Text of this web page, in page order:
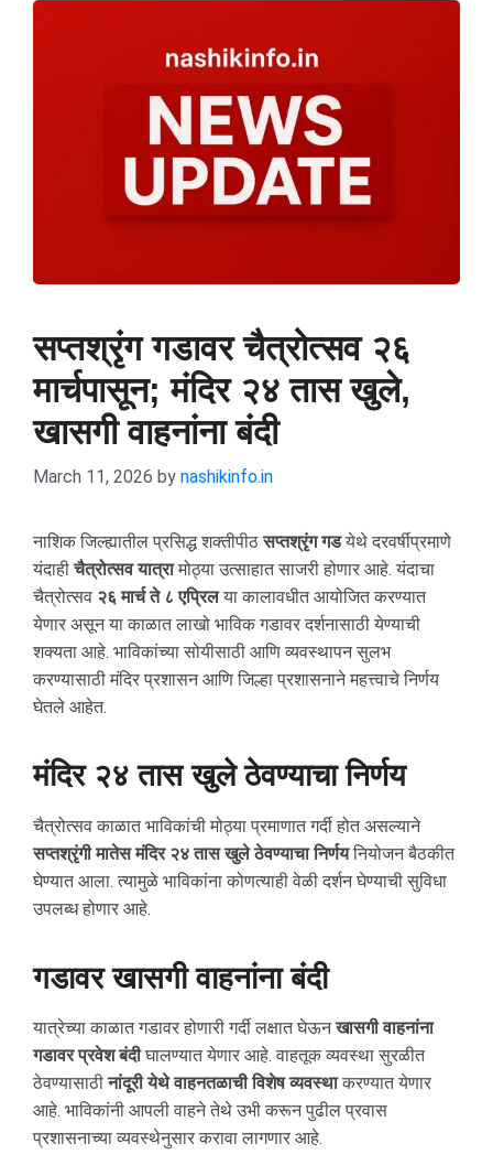
सप्तश्रृंग गडावर चैत्रोत्सव २६
मार्चपासून; मंदिर २४ तास खुले,
खासगी वाहनांना बंदी
March 11, 2026 by nashikinfo.in
नाशिक जिल्ह्यातील प्रसिद्ध शक्तीपीठसप्तश्रृंग गडयेथे दरवर्षीप्रमाणे
यंदाहीचैत्रोत्सव यात्रामोठ्या उत्साहात साजरी होणार आहे. यंदाचा
चैत्रोत्सव २६ मार्च ते ८ एप्रिलया कालावधीत आयोजित करण्यात
येणार असून या काळात लाखो भाविक गडावर दर्शनासाठी येण्याची
शक्यता आहे. भाविकांच्या सोयीसाठी आणि व्यवस्थापन सुलभ
करण्यासाठी मंदिर प्रशासन आणि जिल्हा प्रशासनाने महत्त्वाचे निर्णय
घेतले आहेत.
मंदिर २४ तास खुले ठेवण्याचा निर्णय
चैत्रोत्सव काळात भाविकांची मोठ्या प्रमाणात गर्दी होत असल्याने
सप्तश्रृंगी मातेस मंदिर २४ तास खुले ठेवण्याचा निर्णयनियोजन बैठकीत
घेण्यात आला. त्यामुळे भाविकांना कोणत्याही वेळी दर्शन घेण्याची सुविधा
उपलब्ध होणार आहे.
गडावर खासगी वाहनांना बंदी
यात्रेच्या काळात गडावर होणारी गर्दी लक्षात घेऊनखासगी वाहनांना
गडावर प्रवेश बंदीघालण्यात येणार आहे. वाहतूक व्यवस्था सुरळीत
ठेवण्यासाठीनांदूरी येथे वाहनतळाची विशेष व्यवस्थाकरण्यात येणार
आहे. भाविकांनी आपली वाहने तेथे उभी करून पुढील प्रवास
प्रशासनाच्या व्यवस्थेनुसार करावा लागणार आहे.